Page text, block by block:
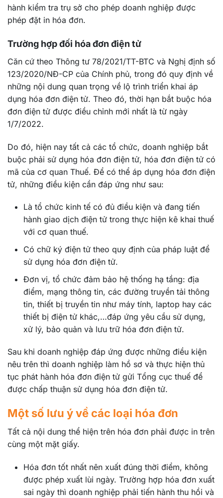
hành kiểm tra trụ sở cho phép doanh nghiệp được
phép đặt in hóa đơn.
Trường hợp đối hóa đơn điện tử
Căn cứ theo Thông tư 78/2021/TT-BTC và Nghị định số
123/2020/NĐ-CP của Chính phủ, trong đó quy định về
những nội dung quan trọng về lộ trình triển khai áp
dụng hóa đơn điện tử. Theo đó, thời hạn bắt buộc hóa
đơn điện tử được điều chỉnh mới nhất là từ ngày
1/7/2022.
Do đó, hiện nay tất cả các tổ chức, doanh nghiệp bắt
buộc phải sử dụng hóa đơn điện tử, hóa đơn điện tử có
mã của cơ quan Thuế. Để có thể áp dụng hóa đơn điện
tử, những điều kiện cần đáp ứng như sau:
Là tổ chức kinh tế có đủ điều kiện và đang tiến
hành giao dịch điện tử trong thực hiện kê khai thuế
với cơ quan thuế.
Có chữ ký điện tử theo quy định của pháp luật để
sử dụng hóa đơn điện tử.
Đơn vị, tổ chức đảm bảo hệ thống hạ tầng: địa
điểm, mạng thông tin, các đường truyền tải thông
tin, thiết bị truyền tin như máy tính, laptop hay các
thiết bị điện tử khác,…đáp ứng yêu cầu sử dụng,
xử lý, bảo quản và lưu trữ hóa đơn điện tử.
Sau khi doanh nghiệp đáp ứng được những điều kiện
nêu trên thì doanh nghiệp làm hồ sơ và thực hiện thủ
tục phát hành hóa đơn điện tử gửi Tổng cục thuế để
được chấp thuận sử dụng hóa đơn điện tử.
Một số lưu ý về các loại hóa đơn
Tất cả nội dung thể hiện trên hóa đơn phải được in trên
cùng một mặt giấy.
Hóa đơn tốt nhất nên xuất đúng thời điểm, không
được phép xuất lùi ngày. Trường hợp hóa đơn xuất
sai ngày thì doanh nghiệp phải tiến hành thu hồi và